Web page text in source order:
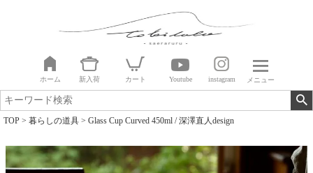
ホーム 新入荷 カート Youtube instagram メニュー
TOP 暮らしの道具 Glass Cup Curved 450ml / 深澤直人design